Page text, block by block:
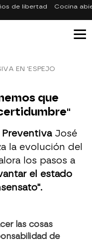
de libertad Cocina
EN 'ESPEJO
que
José
la evolución del
los pasos a
el estado
las cosas
de